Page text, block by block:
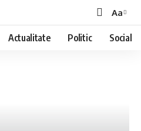
Aa
Actualitate Politic Social